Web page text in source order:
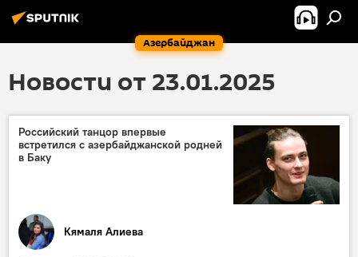
Азербайджан
Новости от 23.01.2025
Российский танцор впервые
встретился с азербайджанской родней
в Баку
Кямаля Алиева